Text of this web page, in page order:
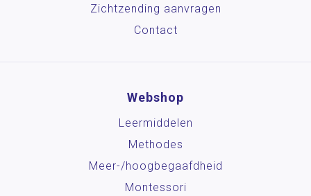
Zichtzending aanvragen
Contact
Webshop
Leermiddelen
Methodes
Meer-/hoog­begaafdheid
Montessori